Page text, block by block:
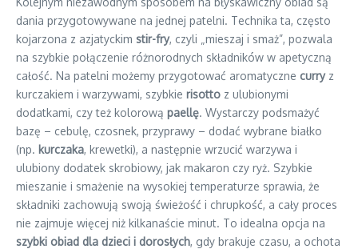
dania przygotowywane na jednej patelni. Technika ta, często
kojarzona z azjatyckim stir-fry, czyli „mieszaj i smaż”, pozwala
na szybkie połączenie różnorodnych składników w apetyczną
całość. Na patelni możemy przygotować aromatyczne curryz
kurczakiem i warzywami, szybkie risotto z ulubionymi
dodatkami, czy też kolorową paellę. Wystarczy podsmażyć
bazę – cebulę, czosnek, przyprawy – dodać wybrane białko
(np. kurczaka, krewetki), a następnie wrzucić warzywa i
ulubiony dodatek skrobiowy, jak makaron czy ryż. Szybkie
mieszanie i smażenie na wysokiej temperaturze sprawia, że
składniki zachowują swoją świeżość i chrupkość, a cały proces
nie zajmuje więcej niż kilkanaście minut. To idealna opcja na
szybki obiad dla dzieci i dorosłych, gdy brakuje czasu, a ochota